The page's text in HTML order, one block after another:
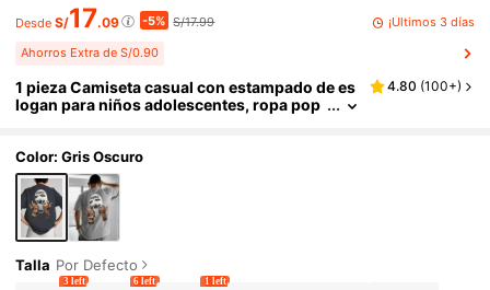
Desde S/17.09 -5% S/17.99 ¡Últimos 3 días
Ahorros Extra de S/0.90
1 pieza Camiseta casual con estampado de es
logan para niños adolescentes, ropa pop
4.80 (100+)
Color: Gris Oscuro
Talla Por Defecto
3 left 6 left 1 left